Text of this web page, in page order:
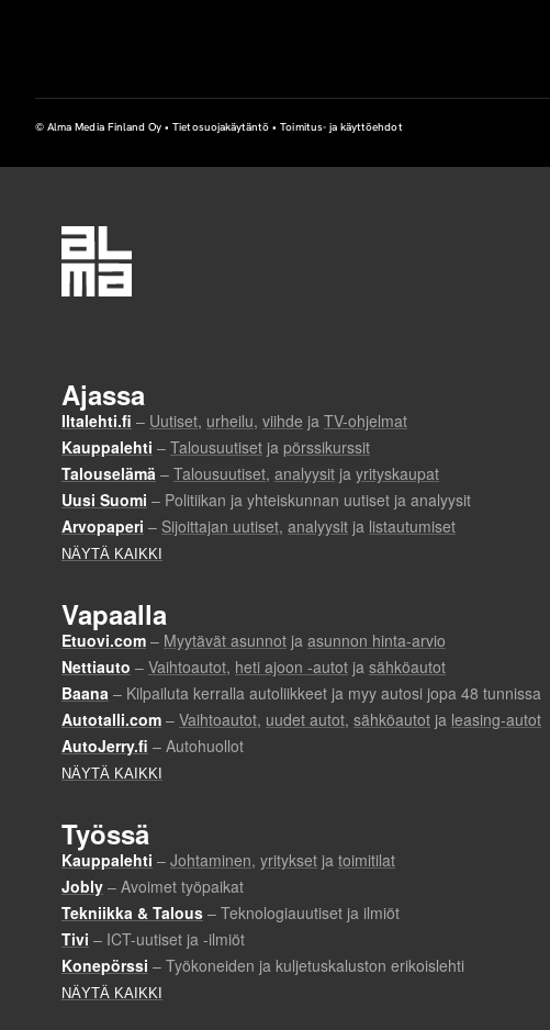
© Alma Media Finland Oy •Tietosuojakäytäntö •Toimitus- ja käyttöehdot